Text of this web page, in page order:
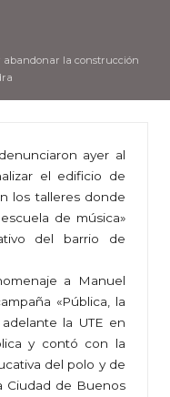
la construcción
ayer al
el edificio de
los talleres donde
de música»
del barrio de
a Manuel
«Pública, la
la UTE en
y contó con la
del polo y de
Ciudad de Buenos